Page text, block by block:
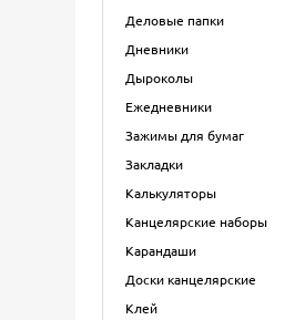
Деловые папки
Дневники
Дыроколы
Ежедневники
Зажимы для бумаг
Закладки
Калькуляторы
Канцелярские наборы
Карандаши
Доски канцелярские
Клей